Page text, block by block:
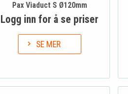
Pax Viaduct S Ø120mm
Logg inn for å se priser
SE MER